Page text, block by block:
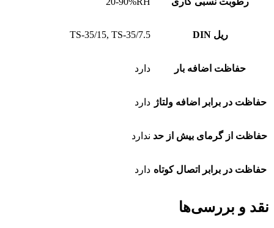
ریل DIN TS-35/15, TS-35/7.5
حفاظت اضافه بار دارد
حفاظت در برابر اضافه ولتاژ دارد
حفاظت از گرمای بیش از حد ندارد
حفاظت در برابر اتصال کوتاه دارد
نقد و بررسی‌ها